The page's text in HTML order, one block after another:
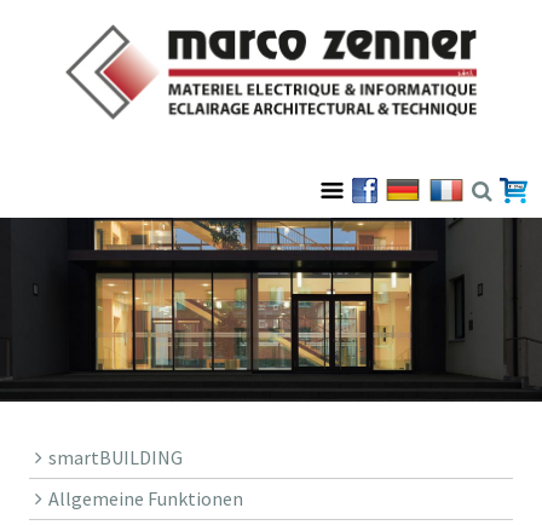
smartBUILDING
Allgemeine Funktionen